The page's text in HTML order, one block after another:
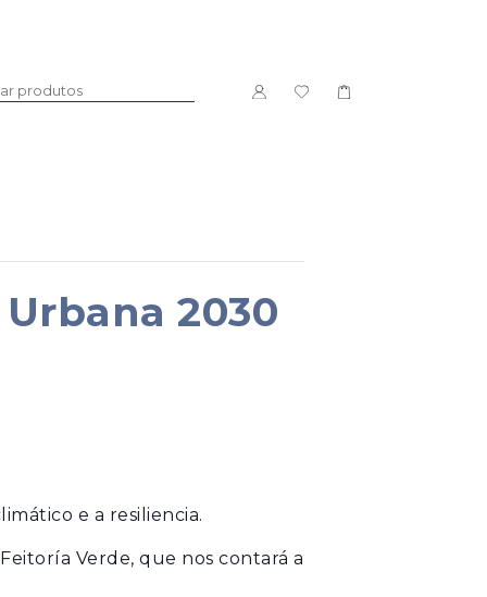
2030
e a resiliencia.
Verde, que nos contará a